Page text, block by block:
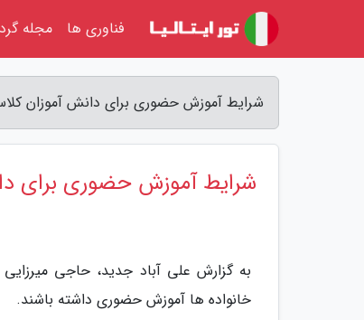
شرایط آموزش حضوری برای دانش آموزان
شرایط آموزش حضوری برای
خانواده ها آموزش حضوری داشته باشند.
فناوری ها مجله